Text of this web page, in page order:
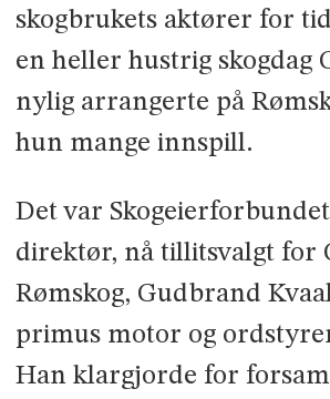
skogbrukets aktører for
en heller hustrig skogdag
nylig arrangerte på
hun mange innspill.
Det var
direktør, nå tillitsvalgt for
Rømskog, Gudbrand
primus motor og
Han klargjorde for